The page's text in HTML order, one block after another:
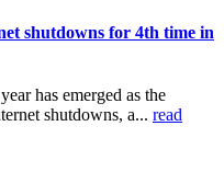
shutdowns for 4th time in
has emerged as the
shutdowns, a... read